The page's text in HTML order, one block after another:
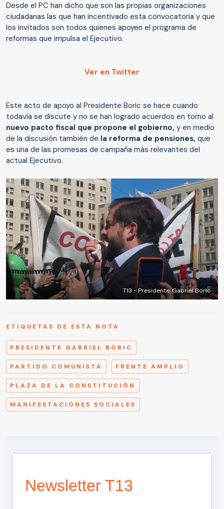
Desde el PC han dicho que son las propias organizaciones
ciudadanas las que han incentivado esta convocatoria y que
los invitados son todos quienes apoyen el programa de
reformas que impulsa el Ejecutivo.
Ver en Twitter
Este acto de apoyo al Presidente Boric se hace cuando
todavía se discute y no se han logrado acuerdos en torno al
nuevo pacto fiscal que propone el gobierno, y en medio
de la discusión también de la reforma de pensiones, que
es una de las promesas de campaña más relevantes del
actual Ejecutivo.
T13 - Presidente, Gabriel Boric
ETIQUETAS DE ESTA NOTA
PRESIDENTE GABRIEL BORIC
PARTIDO COMUNISTA FRENTE AMPLIO
PLAZA DE LA CONSTITUCIÓN
MANIFESTACIONES SOCIALES
Newsletter T13